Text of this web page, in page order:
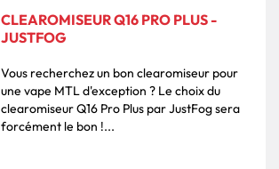
CLEAROMISEUR Q16 PRO PLUS -
JUSTFOG
Vous recherchez un bon clearomiseur pour
une vape MTL d'exception ? Le choix du
clearomiseur Q16 Pro Plus par JustFog sera
forcément le bon !...